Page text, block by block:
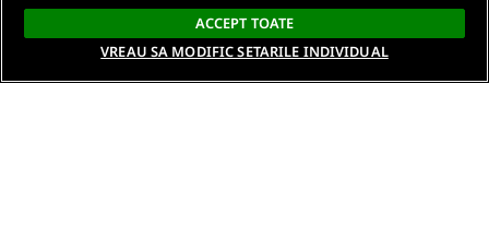
ACCEPT TOATE
VREAU SA MODIFIC SETARILE INDIVIDUAL